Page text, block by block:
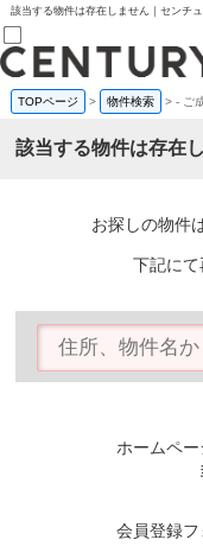
該当する物件は存在しません｜センチ
売買部
0120-800-844
賃貸部
会員メニュー
物件を探す
購入TOP
条件から探す
住宅ローン控除シミュレー
TOPページ > 物件検索 >- ご
該当する物件は存在
お探しの物件
下記にて
ホームペ
会員登録フ